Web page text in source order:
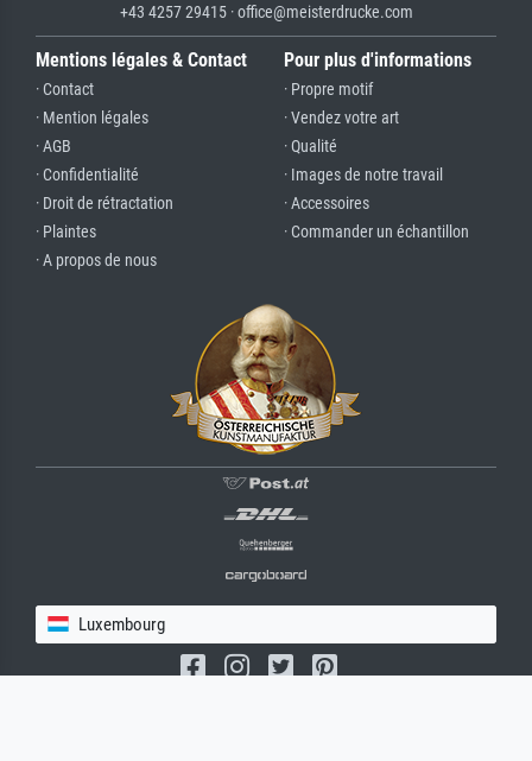
+43 4257 29415 · office@meisterdrucke.com
Mentions légales & Contact
· Contact
· Mention légales
· AGB
· Confidentialité
· Droit de rétractation
· Plaintes
· A propos de nous
Pour plus d'informations
· Propre motif
· Vendez votre art
· Qualité
· Images de notre travail
· Accessoires
· Commander un échantillon
Luxembourg